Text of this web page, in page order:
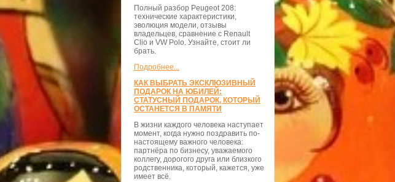
Полный разбор Peugeot 208:
технические характеристики,
эволюция модели, отзывы
владельцев, сравнение с Renault
Clio и VW Polo. Узнайте, стоит ли
брать.
Подробнее...
КАК ВЫБРАТЬ ЭКСКЛЮЗИВНЫЙ
ПОДАРОК НА ЮБИЛЕЙ:
СТАТУСНЫЙ ПОДАРОК, КОТОРЫЙ
ОСТАНЕТСЯ В ПАМЯТИ
В жизни каждого человека наступает
момент, когда нужно поздравить по-
настоящему важного человека:
партнёра по бизнесу, уважаемого
коллегу, дорогого друга или близкого
родственника, который, кажется, уже
имеет всё.